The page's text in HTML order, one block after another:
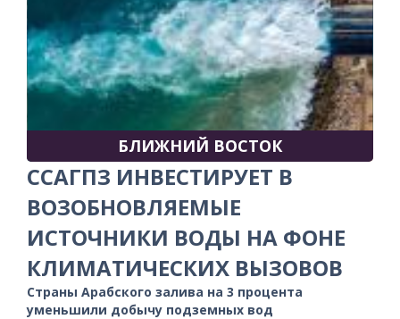
БЛИЖНИЙ ВОСТОК
ССАГПЗ ИНВЕСТИРУЕТ В
ВОЗОБНОВЛЯЕМЫЕ
ИСТОЧНИКИ ВОДЫ НА ФОНЕ
КЛИМАТИЧЕСКИХ ВЫЗОВОВ
Страны Арабского залива на 3 процента
уменьшили добычу подземных вод